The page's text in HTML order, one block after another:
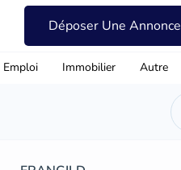
Déposer Une Annonce
Emploi Immobilier Autre